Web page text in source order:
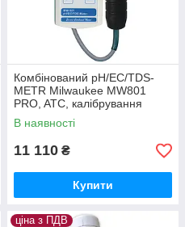
Комбінований pH/EC/TDS-
METR Milwaukee MW801
PRO, ATC, калібрування
ручне, Угорщина
В наявності
11 110 ₴
Купити
ціна з ПДВ